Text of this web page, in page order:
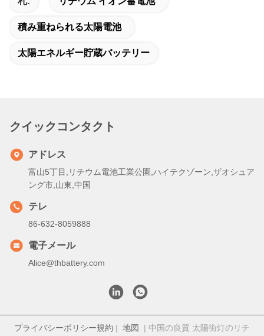
積み重ねられる太陽電池
太陽エネルギー貯蔵バッテリー
クイックコンタクト
アドレス
富山5丁目,リチウム電池工業公園,ハイテクゾーン,ザオシュア
ング市,山東,中国
テレ
86-632-8059888
電子メール
Alice@thbattery.com
プライバシーポリシー規約 | 地図 | 中国の良質 太陽街灯のリチ